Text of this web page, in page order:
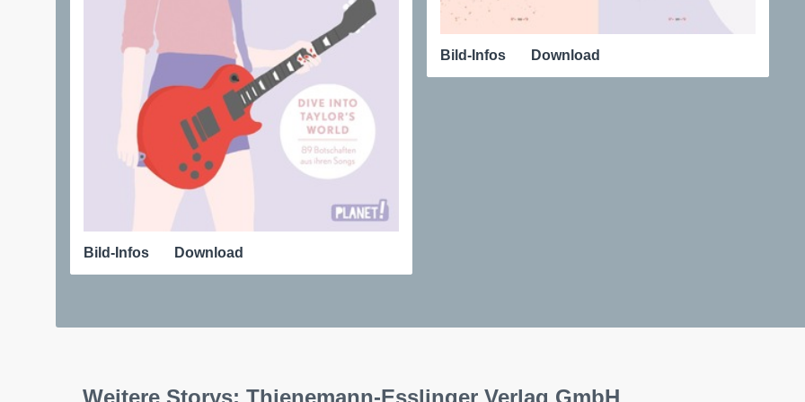
Bild-Infos Download
Bild-Infos Download